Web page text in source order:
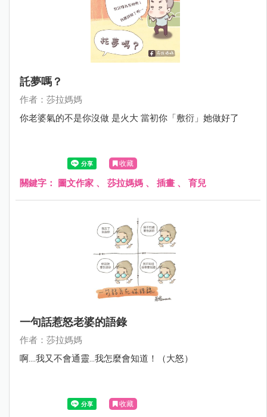
託夢嗎？
作者：莎拉媽媽
你老婆氣的不是你沒做 是火大 當初你「敷衍」她做好了
收藏
關鍵字： 圖文作家 、 莎拉媽媽 、 插畫 、 育兒
一句話惹怒老婆的語錄
作者：莎拉媽媽
啊....我又不會通靈...我怎麼會知道！（大怒）
收藏